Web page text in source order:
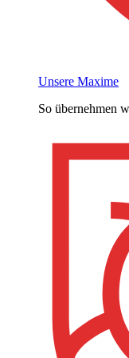
Unsere Maxime
So übernehmen